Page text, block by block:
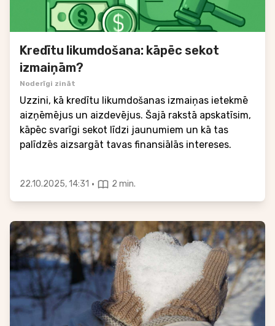
Kredītu likumdošana: kāpēc sekot
izmaiņām?
Noderīgi zināt
Uzzini, kā kredītu likumdošanas izmaiņas ietekmē
aizņēmējus un aizdevējus. Šajā rakstā apskatīsim,
kāpēc svarīgi sekot līdzi jaunumiem un kā tas
palīdzēs aizsargāt tavas finansiālās intereses.
22.10.2025, 14:31 · 2 min.